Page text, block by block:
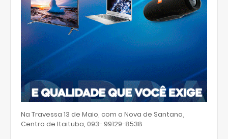
Na Travessa 13 de Maio, com a Nova de Santana,
Centro de Itaituba, 093- 99129-8538